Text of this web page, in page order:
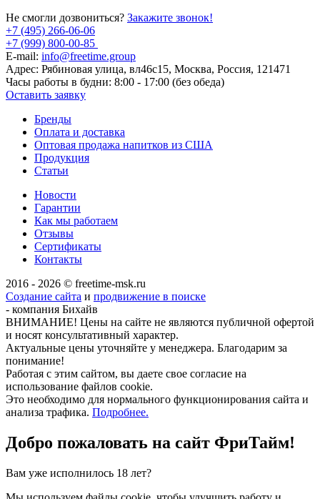
Не смогли дозвониться? Закажите звонок!
+7 (495) 266-06-06
+7 (999) 800-00-85
E-mail: info@freetime.group
Адрес: Рябиновая улица, вл46с15, Москва, Россия, 121471
Часы работы в будни: 8:00 - 17:00 (без обеда)
Оставить заявку
Бренды
Оплата и доставка
Оптовая продажа напитков из США
Продукция
Статьи
Новости
Гарантии
Как мы работаем
Отзывы
Сертификаты
Контакты
2016 - 2026 © freetime-msk.ru
Создание сайта и продвижение в поиске
- компания Бихайв
ВНИМАНИЕ! Цены на сайте не являются публичной офертой
и носят консультативный характер.
Актуальные цены уточняйте у менеджера. Благодарим за
понимание!
Работая с этим сайтом, вы даете свое согласие на
использование файлов cookie.
Это необходимо для нормального функционирования сайта и
анализа трафика. Подробнее.
Добро пожаловать на сайт ФриТайм!
Вам уже исполнилось 18 лет?